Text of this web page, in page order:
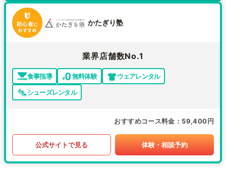
かたぎり塾
業界店舗数No.1
食事指導 無料体験
ウェアレンタル
シューズレンタル
おすすめコース料金 59,400円
公式サイトで見る 体験・相談予約